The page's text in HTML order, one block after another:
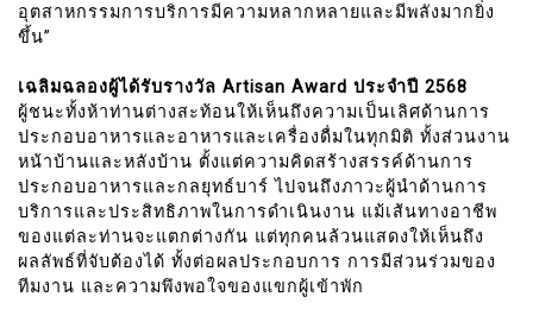
อุตสาหกรรมการบริการมีความหลากหลายและมีพลังมากยิ่ง
ขึ้น”
เฉลิมฉลองผู้ได้รับรางวัล Artisan Award ประจำปี 2568
ผู้ชนะทั้งห้าท่านต่างสะท้อนให้เห็นถึงความเป็นเลิศด้านการ
ประกอบอาหารและอาหารและเครื่องดื่มในทุกมิติ ทั้งส่วนงาน
หน้าบ้านและหลังบ้าน ตั้งแต่ความคิดสร้างสรรค์ด้านการ
ประกอบอาหารและกลยุทธ์บาร์ ไปจนถึงภาวะผู้นำด้านการ
บริการและประสิทธิภาพในการดำเนินงาน แม้เส้นทางอาชีพ
ของแต่ละท่านจะแตกต่างกัน แต่ทุกคนล้วนแสดงให้เห็นถึง
ผลลัพธ์ที่จับต้องได้ ทั้งต่อผลประกอบการ การมีส่วนร่วมของ
ทีมงาน และความพึงพอใจของแขกผู้เข้าพัก